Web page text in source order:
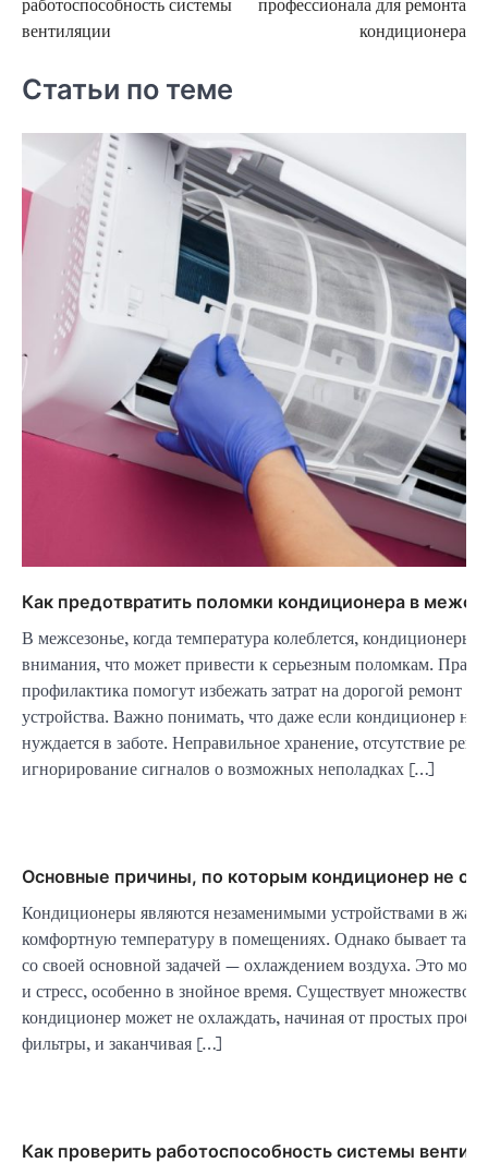
записям
работоспособность системы
вентиляции
профессионала для ремонта
кондиционера
Статьи по теме
Как предотвратить поломки кондиционера в
В межсезонье, когда температура колеблется, кондиционеры
внимания, что может привести к серьезным поломкам.
профилактика помогут избежать затрат на дорогой ремонт и
устройства. Важно понимать, что даже если кондиционер не
нуждается в заботе. Неправильное хранение, отсутствие
игнорирование сигналов о возможных неполадках […]
Основные причины, по которым кондиционер не
Кондиционеры являются незаменимыми устройствами в
комфортную температуру в помещениях. Однако бывает так,
со своей основной задачей — охлаждением воздуха. Это
и стресс, особенно в знойное время. Существует множество
кондиционер может не охлаждать, начиная от простых
фильтры, и заканчивая […]
Как проверить работоспособность системы